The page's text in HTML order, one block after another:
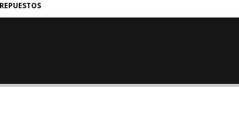
REPUESTOS